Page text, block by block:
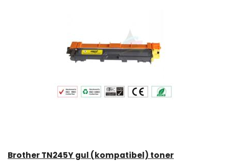
Brother TN245Y gul (kompatibel) toner